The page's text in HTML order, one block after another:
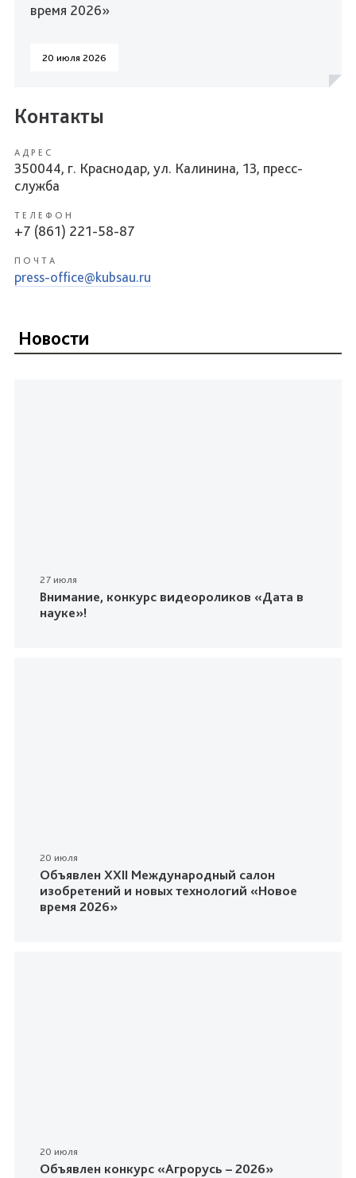
время 2026»
20 июля 2026
Контакты
АДРЕС
350044, г. Краснодар, ул. Калинина, 13, пресс-
служба
ТЕЛЕФОН
+7 (861) 221-58-87
ПОЧТА
press-office@kubsau.ru
Новости
27 июля
Внимание, конкурс видеороликов «Дата в
науке»!
20 июля
Объявлен XXII Международный салон
изобретений и новых технологий «Новое
время 2026»
20 июля
Объявлен конкурс «Агрорусь – 2026»